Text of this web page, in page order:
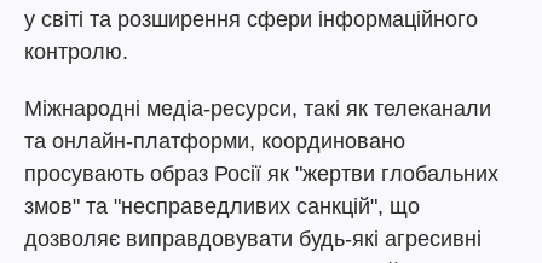
у світі та розширення сфери інформаційного
контролю.
Міжнародні медіа-ресурси, такі як телеканали
та онлайн-платформи, координовано
просувають образ Росії як "жертви глобальних
змов" та "несправедливих санкцій", що
дозволяє виправдовувати будь-які агресивні